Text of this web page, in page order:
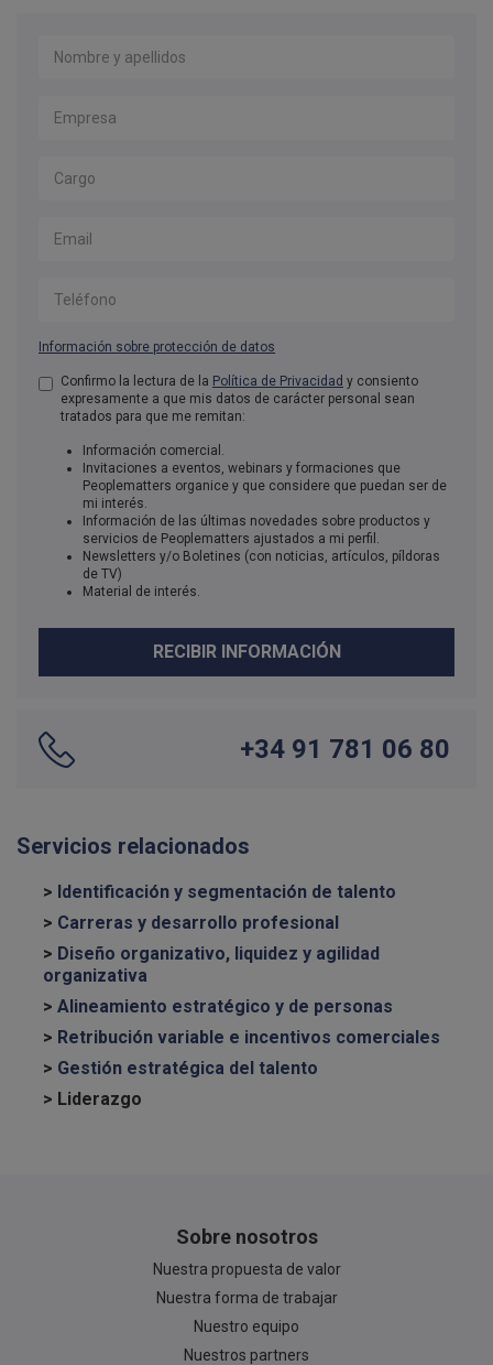
Información sobre protección de datos
Aceptación de condiciones*
Confirmo la lectura de la Política de Privacidad y consiento
expresamente a que mis datos de carácter personal sean
tratados para que me remitan:
Información comercial.
Invitaciones a eventos, webinars y formaciones que
Peoplematters organice y que considere que puedan ser de
mi interés.
Información de las últimas novedades sobre productos y
servicios de Peoplematters ajustados a mi perfil.
Newsletters y/o Boletines (con noticias, artículos, píldoras
de TV)
Material de interés.
RECIBIR INFORMACIÓN
+34 91 781 06 80
Servicios relacionados
> Identificación y segmentación de talento
> Carreras y desarrollo profesional
> Diseño organizativo, liquidez y agilidad
organizativa
> Alineamiento estratégico y de personas
> Retribución variable e incentivos comerciales
> Gestión estratégica del talento
> Liderazgo
Sobre nosotros
Nuestra propuesta de valor
Nuestra forma de trabajar
Nuestro equipo
Nuestros partners